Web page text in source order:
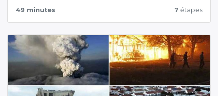
49 minutes 7 étapes